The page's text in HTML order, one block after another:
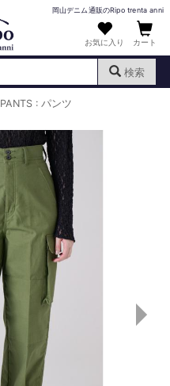
岡山デニム通販のRipo trenta anni
お気に入り カート
検索
PANTS : パンツ